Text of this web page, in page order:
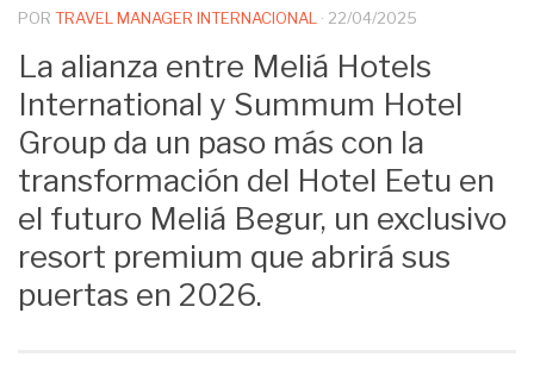
POR TRAVEL MANAGER INTERNACIONAL · 22/04/2025
La alianza entre Meliá Hotels
International y Summum Hotel
Group da un paso más con la
transformación del Hotel Eetu en
el futuro Meliá Begur, un exclusivo
resort premium que abrirá sus
puertas en 2026.